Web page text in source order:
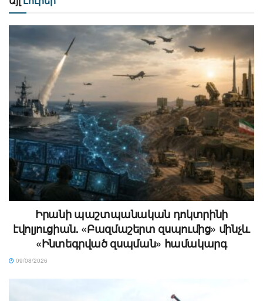
Իրանի պաշտպանական դոկտրինի
էվոլյուցիան. «Բազմաշերտ զսպումից» մինչև
«Ինտեգրված զսպման» համակարգ
09/08/2026